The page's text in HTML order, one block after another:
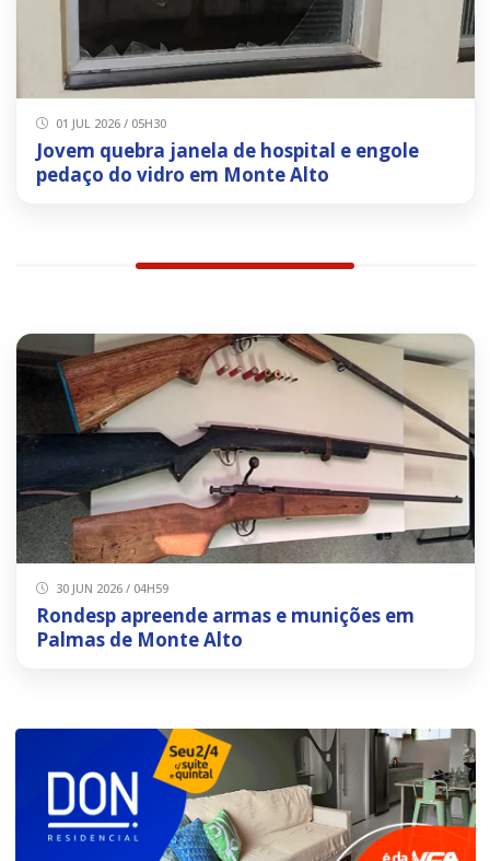
01 JUL 2026 / 05H30
Jovem quebra janela de hospital e engole
pedaço do vidro em Monte Alto
30 JUN 2026 / 04H59
Rondesp apreende armas e munições em
Palmas de Monte Alto